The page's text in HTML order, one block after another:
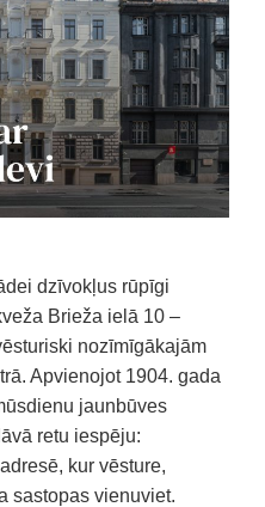
dzīvokļus rūpīgi
Brieža ielā 10 –
nozīmīgākajām
Apvienojot 1904. gada
jaunbūves
retu iespēju:
kur vēsture,
sastopas vienuviet.